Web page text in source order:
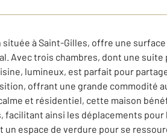
à Saint-Gilles, offre une
Avec trois chambres, dont une
lumineux, est parfait pour
offrant une grande commodité
et résidentiel, cette maison
facilitant ainsi les déplacements
espace de verdure pour se